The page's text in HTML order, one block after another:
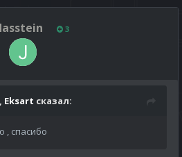
3
Eksart сказал:
, спасибо